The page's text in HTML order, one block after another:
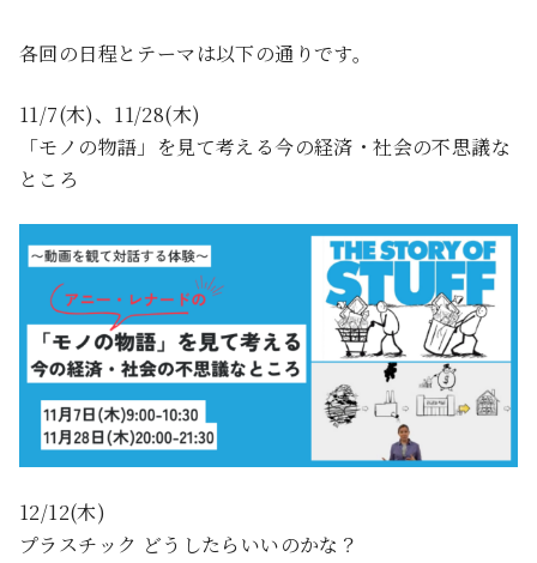
各回の日程とテーマは以下の通りです。
11/7(木)、11/28(木)
「モノの物語」を見て考える今の経済・社会の不思議な
ところ
12/12(木)
プラスチック どうしたらいいのかな？